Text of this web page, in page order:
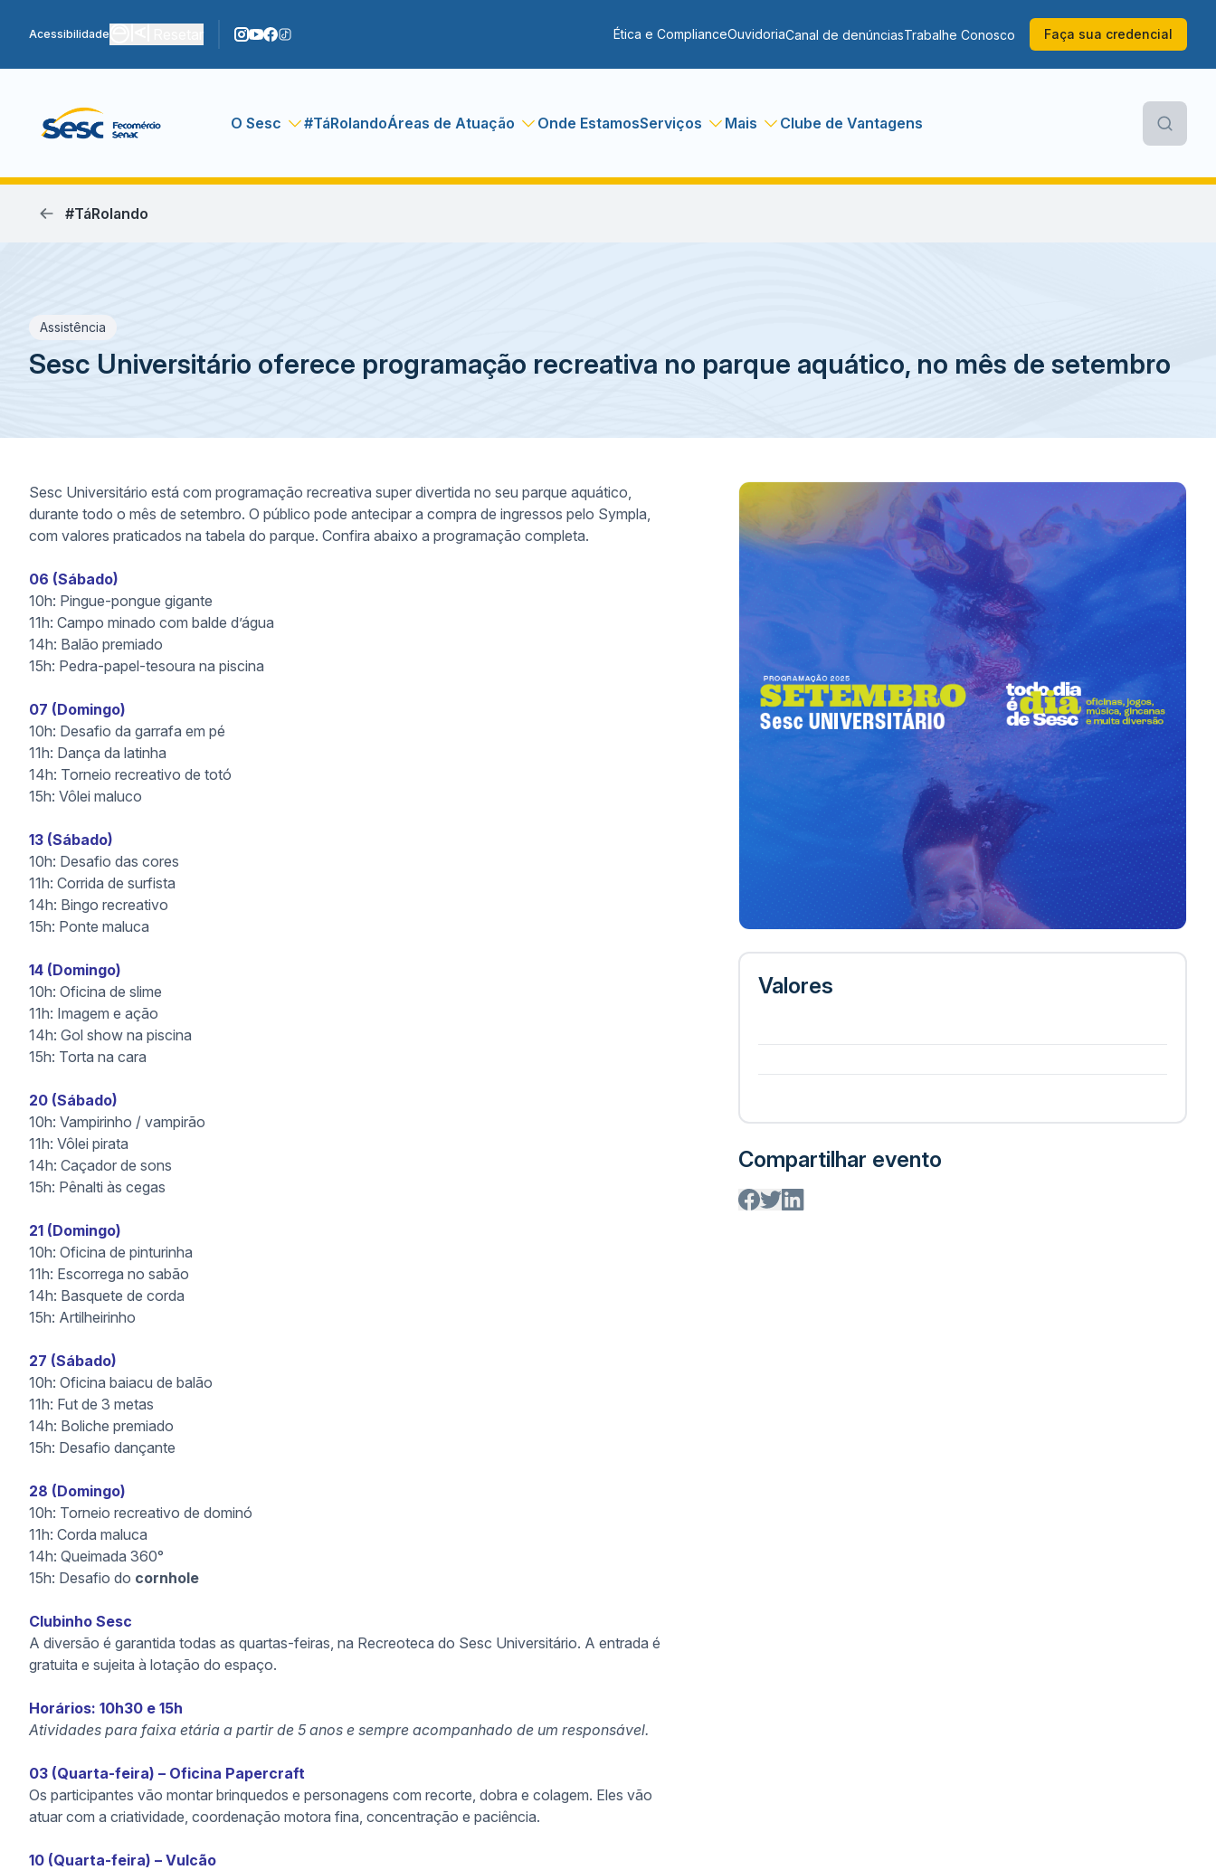
Acessibilidade Ética e ComplianceOuvidoriaCanal de denúnciasTrabalhe Conosco Faça sua credencial
O Sesc #TáRolandoÁreas de Atuação Onde EstamosServiços Mais Clube de Vantagens
#TáRolando
Assistência
Sesc Universitário oferece programação recreativa no parque aquático, no mês de setembro
Sesc Universitário está com programação recreativa super divertida no seu parque aquático,
durante todo o mês de setembro. O público pode antecipar a compra de ingressos pelo Sympla,
com valores praticados na tabela do parque. Confira abaixo a programação completa.
06 (Sábado)
10h: Pingue-pongue gigante
11h: Campo minado com balde d’água
14h: Balão premiado
15h: Pedra-papel-tesoura na piscina
07 (Domingo)
10h: Desafio da garrafa em pé
11h: Dança da latinha
14h: Torneio recreativo de totó
15h: Vôlei maluco
13 (Sábado)
10h: Desafio das cores
11h: Corrida de surfista
14h: Bingo recreativo
15h: Ponte maluca
14 (Domingo)
10h: Oficina de slime
11h: Imagem e ação
14h: Gol show na piscina
15h: Torta na cara
20 (Sábado)
10h: Vampirinho / vampirão
11h: Vôlei pirata
14h: Caçador de sons
15h: Pênalti às cegas
21 (Domingo)
10h: Oficina de pinturinha
11h: Escorrega no sabão
14h: Basquete de corda
15h: Artilheirinho
27 (Sábado)
10h: Oficina baiacu de balão
11h: Fut de 3 metas
14h: Boliche premiado
15h: Desafio dançante
28 (Domingo)
10h: Torneio recreativo de dominó
11h: Corda maluca
14h: Queimada 360°
15h: Desafio do cornhole
Clubinho Sesc
A diversão é garantida todas as quartas-feiras, na Recreoteca do Sesc Universitário. A entrada é
gratuita e sujeita à lotação do espaço.
Horários: 10h30 e 15h
Atividades para faixa etária a partir de 5 anos e sempre acompanhado de um responsável.
03 (Quarta-feira) – Oficina Papercraft
Os participantes vão montar brinquedos e personagens com recorte, dobra e colagem. Eles vão
atuar com a criatividade, coordenação motora fina, concentração e paciência.
10 (Quarta-feira) – Vulcão
Valores
Compartilhar evento